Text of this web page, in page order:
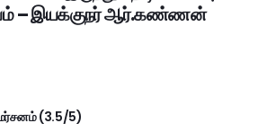
– இயக்குநர் ஆர்.கண்ணன்
(3.5/5)